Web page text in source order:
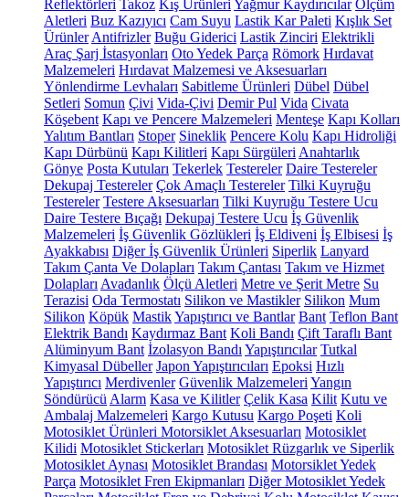
Reflektörleri Takoz Kış Ürünleri Yağmur Kaydırıcılar Ölçüm
Aletleri Buz Kazıyıcı Cam Suyu Lastik Kar Paleti Kışlık Set
Ürünler Antifrizler Buğu Giderici Lastik Zinciri Elektrikli
Araç Şarj İstasyonları Oto Yedek Parça Römork Hırdavat
Malzemeleri Hırdavat Malzemesi ve Aksesuarları
Yönlendirme Levhaları Sabitleme Ürünleri Dübel Dübel
Setleri Somun Çivi Vida-Çivi Demir Pul Vida Civata
Köşebent Kapı ve Pencere Malzemeleri Menteşe Kapı Kolları
Yalıtım Bantları Stoper Sineklik Pencere Kolu Kapı Hidroliği
Kapı Dürbünü Kapı Kilitleri Kapı Sürgüleri Anahtarlık
Gönye Posta Kutuları Tekerlek Testereler Daire Testereler
Dekupaj Testereler Çok Amaçlı Testereler Tilki Kuyruğu
Testereler Testere Aksesuarları Tilki Kuyruğu Testere Ucu
Daire Testere Bıçağı Dekupaj Testere Ucu İş Güvenlik
Malzemeleri İş Güvenlik Gözlükleri İş Eldiveni İş Elbisesi İş
Ayakkabısı Diğer İş Güvenlik Ürünleri Siperlik Lanyard
Takım Çanta Ve Dolapları Takım Çantası Takım ve Hizmet
Dolapları Avadanlık Ölçü Aletleri Metre ve Şerit Metre Su
Terazisi Oda Termostatı Silikon ve Mastikler Silikon Mum
Silikon Köpük MastikYapıştırıcı ve Bantlar Bant Teflon Bant
Elektrik Bandı Kaydırmaz Bant Koli Bandı Çift Taraflı Bant
Alüminyum Bant İzolasyon Bandı Yapıştırıcılar Tutkal
Kimyasal Dübeller Japon Yapıştırıcıları Epoksi Hızlı
Yapıştırıcı Merdivenler Güvenlik Malzemeleri Yangın
Söndürücü Alarm Kasa ve Kilitler Çelik Kasa Kilit Kutu ve
Ambalaj Malzemeleri Kargo Kutusu Kargo Poşeti Koli
Motosiklet Ürünleri Motorsiklet Aksesuarları Motosiklet
Kilidi Motosiklet Stickerları Motosiklet Rüzgarlık ve Siperlik
Motosiklet Aynası Motosiklet Brandası Motorsiklet Yedek
Parça Motosiklet Fren Ekipmanları Diğer Motosiklet Yedek